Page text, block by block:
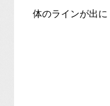
体のラインが出に